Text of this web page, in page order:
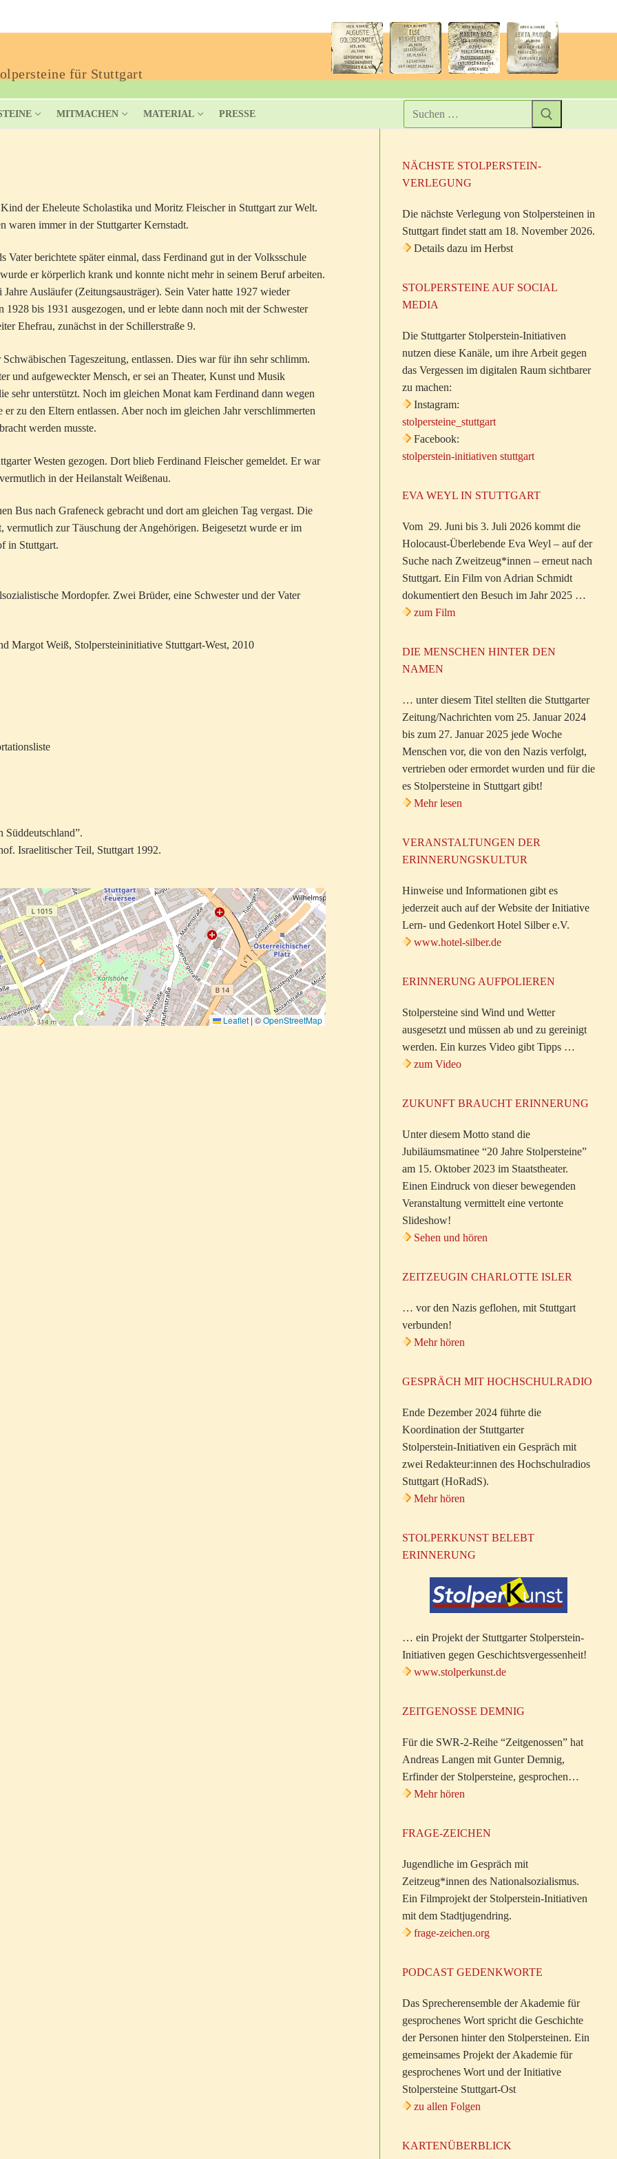
für Stuttgart
MITMACHEN MATERIAL PRESSE
der Eheleute Scholastika und Moritz Fleischer in Stuttgart zur Welt.
waren immer in der Stuttgarter Kernstadt.
Vater berichtete später einmal, dass Ferdinand gut in der Volksschule
er körperlich krank und konnte nicht mehr in seinem Beruf arbeiten.
Ausläufer (Zeitungsausträger). Sein Vater hatte 1927 wieder
bis 1931 ausgezogen, und er lebte dann noch mit der Schwester
Ehefrau, zunächst in der Schillerstraße 9.
Tageszeitung, entlassen. Dies war für ihn sehr schlimm.
und aufgeweckter Mensch, er sei an Theater, Kunst und Musik
sehr unterstützt. Noch im gleichen Monat kam Ferdinand dann wegen
zu den Eltern entlassen. Aber noch im gleichen Jahr verschlimmerten
werden musste.
Westen gezogen. Dort blieb Ferdinand Fleischer gemeldet. Er war
in der Heilanstalt Weißenau.
Bus nach Grafeneck gebracht und dort am gleichen Tag vergast. Die
zur Täuschung der Angehörigen. Beigesetzt wurde er im
in Stuttgart.
Mordopfer. Zwei Brüder, eine Schwester und der Vater
Margot Weiß, Stolpersteininitiative Stuttgart-West, 2010
Süddeutschland”.
Israelitischer Teil, Stuttgart 1992.
Leaflet | ©OpenStreetMap
NÄCHSTE STOLPERSTEIN-
VERLEGUNG
Die nächste Verlegung von Stolpersteinen in
Stuttgart findet statt am 18. November 2026.
Details dazu im Herbst
STOLPERSTEINE AUF SOCIAL
MEDIA
Die Stuttgarter Stolperstein-Initiativen
nutzen diese Kanäle, um ihre Arbeit gegen
das Vergessen im digitalen Raum sichtbarer
zu machen:
Instagram:
stolpersteine_stuttgart
Facebook:
stolperstein-initiativen stuttgart
EVA WEYL IN STUTTGART
Vom 29. Juni bis 3. Juli 2026 kommt die
Holocaust-Überlebende Eva Weyl – auf der
Suche nach Zweitzeug*innen – erneut nach
Stuttgart. Ein Film von Adrian Schmidt
dokumentiert den Besuch im Jahr 2025 …
zum Film
DIE MENSCHEN HINTER DEN
NAMEN
… unter diesem Titel stellten die Stuttgarter
Zeitung/Nachrichten vom 25. Januar 2024
bis zum 27. Januar 2025 jede Woche
Menschen vor, die von den Nazis verfolgt,
vertrieben oder ermordet wurden und für die
es Stolpersteine in Stuttgart gibt!
Mehr lesen
VERANSTALTUNGEN DER
ERINNERUNGSKULTUR
Hinweise und Informationen gibt es
jederzeit auch auf der Website der Initiative
Lern- und Gedenkort Hotel Silber e.V.
www.hotel-silber.de
ERINNERUNG AUFPOLIEREN
Stolpersteine sind Wind und Wetter
ausgesetzt und müssen ab und zu gereinigt
werden. Ein kurzes Video gibt Tipps …
zum Video
ZUKUNFT BRAUCHT ERINNERUNG
Unter diesem Motto stand die
Jubiläumsmatinee “20 Jahre Stolpersteine”
am 15. Oktober 2023 im Staatstheater.
Einen Eindruck von dieser bewegenden
Veranstaltung vermittelt eine vertonte
Slideshow!
Sehen und hören
ZEITZEUGIN CHARLOTTE ISLER
… vor den Nazis geflohen, mit Stuttgart
verbunden!
Mehr hören
GESPRÄCH MIT HOCHSCHULRADIO
Ende Dezember 2024 führte die
Koordination der Stuttgarter
Stolperstein-Initiativen ein Gespräch mit
zwei Redakteur:innen des Hochschulradios
Stuttgart (HoRadS).
Mehr hören
STOLPERKUNST BELEBT
ERINNERUNG
… ein Projekt der Stuttgarter Stolperstein-
Initiativen gegen Geschichtsvergessenheit!
www.stolperkunst.de
ZEITGENOSSE DEMNIG
Für die SWR-2-Reihe “Zeitgenossen” hat
Andreas Langen mit Gunter Demnig,
Erfinder der Stolpersteine, gesprochen…
Mehr hören
FRAGE-ZEICHEN
Jugendliche im Gespräch mit
Zeitzeug*innen des Nationalsozialismus.
Ein Filmprojekt der Stolperstein-Initiativen
mit dem Stadtjugendring.
frage-zeichen.org
PODCAST GEDENKWORTE
Das Sprecherensemble der Akademie für
gesprochenes Wort spricht die Geschichte
der Personen hinter den Stolpersteinen. Ein
gemeinsames Projekt der Akademie für
gesprochenes Wort und der Initiative
Stolpersteine Stuttgart-Ost
zu allen Folgen
KARTENÜBERBLICK